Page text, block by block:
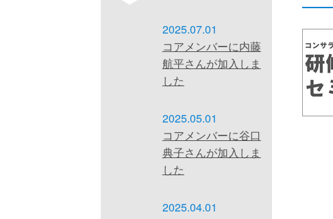
2025.07.01
コアメンバーに内藤
航平さんが加入しま
した
2025.05.01
コアメンバーに谷口
典子さんが加入しま
した
2025.04.01